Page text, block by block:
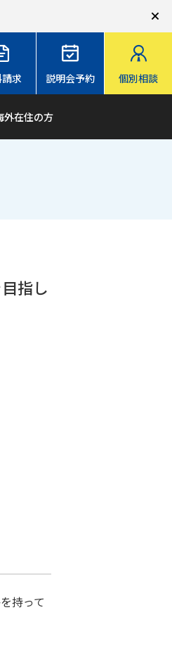
求 説明会予約 個別相談
外在住の方
指し
持って